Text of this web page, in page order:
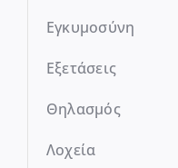
Εγκυμοσύνη
Εξετάσεις
Θηλασμός
Λοχεία